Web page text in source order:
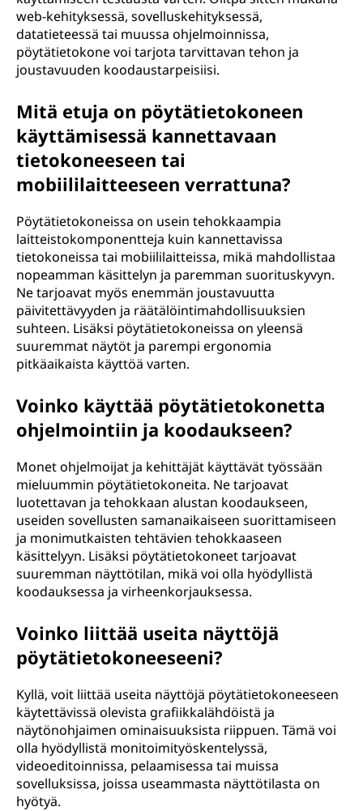
web-kehityksessä, sovelluskehityksessä,
datatieteessä tai muussa ohjelmoinnissa,
pöytätietokone voi tarjota tarvittavan tehon ja
joustavuuden koodaustarpeisiisi.
Mitä etuja on pöytätietokoneen
käyttämisessä kannettavaan
tietokoneeseen tai
mobiililaitteeseen verrattuna?
Pöytätietokoneissa on usein tehokkaampia
laitteistokomponentteja kuin kannettavissa
tietokoneissa tai mobiililaitteissa, mikä mahdollistaa
nopeamman käsittelyn ja paremman suorituskyvyn.
Ne tarjoavat myös enemmän joustavuutta
päivitettävyyden ja räätälöintimahdollisuuksien
suhteen. Lisäksi pöytätietokoneissa on yleensä
suuremmat näytöt ja parempi ergonomia
pitkäaikaista käyttöä varten.
Voinko käyttää pöytätietokonetta
ohjelmointiin ja koodaukseen?
Monet ohjelmoijat ja kehittäjät käyttävät työssään
mieluummin pöytätietokoneita. Ne tarjoavat
luotettavan ja tehokkaan alustan koodaukseen,
useiden sovellusten samanaikaiseen suorittamiseen
ja monimutkaisten tehtävien tehokkaaseen
käsittelyyn. Lisäksi pöytätietokoneet tarjoavat
suuremman näyttötilan, mikä voi olla hyödyllistä
koodauksessa ja virheenkorjauksessa.
Voinko liittää useita näyttöjä
pöytätietokoneeseeni?
Kyllä, voit liittää useita näyttöjä pöytätietokoneeseen
käytettävissä olevista grafiikkalähdöistä ja
näytönohjaimen ominaisuuksista riippuen. Tämä voi
olla hyödyllistä monitoimityöskentelyssä,
videoeditoinnissa, pelaamisessa tai muissa
sovelluksissa, joissa useammasta näyttötilasta on
hyötyä.